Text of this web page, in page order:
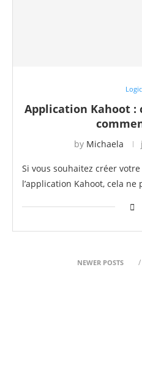
Application Kahoot :
by Michaela
Si vous souhaitez créer
l’application Kahoot, cela
NEWER POSTS